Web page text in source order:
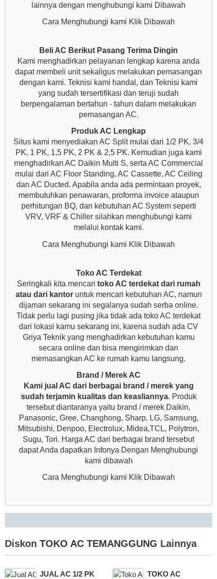
lainnya dengan menghubungi kami Dibawah
Cara Menghubungi kami Klik Dibawah
Beli AC Berikut Pasang Terima Dingin
Kami menghadirkan pelayanan lengkap karena anda
dapat membeli unit sekaligus melakukan pemasangan
dengan kami. Teknisi kami handal, dan Teknisi kami
yang sudah tersertifikasi dan teruji sudah
berpengalaman bertahun - tahun dalam melakukan
pemasangan AC.
Produk AC Lengkap
Situs kami menyediakan AC Split mulai dari 1/2 PK, 3/4
PK, 1 PK, 1,5 PK, 2 PK & 2,5 PK. Kemudian juga kami
menghadirkan AC Daikin Multi S, serta AC Commercial
mulai dari AC Floor Standing, AC Cassette, AC Ceiling
dan AC Ducted. Apabila anda ada permintaan proyek,
membutuhkan penawaran, proforma invoice ataupun
perhitungan BQ, dan kebutuhan AC System seperti
VRV, VRF & Chiller silahkan menghubungi kami
melalui kontak kami.
Cara Menghubungi kami Klik Dibawah
Toko AC Terdekat
Seringkali kita mencari toko AC terdekat dari rumah
atau dari kantoruntuk mencari kebutuhan AC, namun
dijaman sekarang ini segalanya sudah serba online.
Tidak perlu lagi pusing jika tidak ada toko AC terdekat
dari lokasi kamu sekarang ini, karena sudah ada CV
Griya Teknik yang menghadirkan kebutuhan kamu
secara online dan bisa mengirimkan dan
memasangkan AC ke rumah kamu langsung.
Brand / Merek AC
Kami jual AC dari berbagai brand / merek yang
sudah terjamin kualitas dan keasliannya. Produk
tersebut diantaranya yaitu brand / merek Daikin,
Panasonic, Gree, Changhong, Sharp, LG, Samsung,
Mitsubishi, Denpoo, Electrolux, Midea,TCL, Polytron,
Sugu, Tori. Harga AC dari berbagai brand tersebut
dapat Anda dapatkan Infonya Dengan Menghubungi
kami dibawah
Cara Menghubungi kami Klik Dibawah
Diskon TOKO AC TEMANGGUNG Lainnya
JUAL AC 1/2 PK
TOKO AC